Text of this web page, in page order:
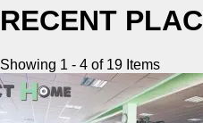
RECENT
Showing 1 - 4 of 19 Items